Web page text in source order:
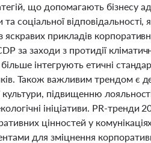
що допомагають бізнесу
соціальної
яскравих прикладів
за заходи з протидії
більше інтегрують етичні
Також важливим трендом є
культури, підвищенню
ініціативи. PR-тренди
цінностей у
для зміцнення